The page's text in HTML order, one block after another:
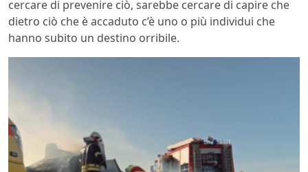
cercare di prevenire ciò, sarebbe cercare di capire che
dietro ciò che è accaduto c’è uno o più individui che
hanno subito un destino orribile.